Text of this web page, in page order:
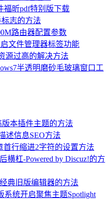
福昕pdf特别版下载
志的方法
路由器配置参数
启文件管理器标签功能
源过高的解决方法
半透明磨砂毛玻璃窗口工
版本插件主题的方法
述信息SEO方法
首行缩进2字符的设置方法
横杠-Powered by Discuz!的方
典旧版编辑器的方法
系统开启聚焦主题Spotlight